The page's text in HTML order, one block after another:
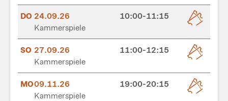
DO 24.09.26
10:00-11:15
Kammerspiele
SO 27.09.26
11:00-12:15
Kammerspiele
MO09.11.26
19:00-20:15
Kammerspiele